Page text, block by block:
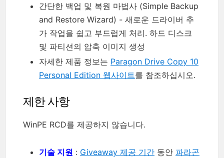
간단한 백업 및 복원 마법사 (Simple Backup
and Restore Wizard) - 새로운 드라이버 추
가 작업을 쉽고 부드럽게 처리. 하드 디스크
및 파티션의 압축 이미지 생성
자세한 제품 정보는 Paragon Drive Copy 10
Personal Edition 웹사이트를 참조하십시오.
제한 사항
WinPE RCD를 제공하지 않습니다.
기술 지원 : Giveaway 제공 기간 동안 파라곤